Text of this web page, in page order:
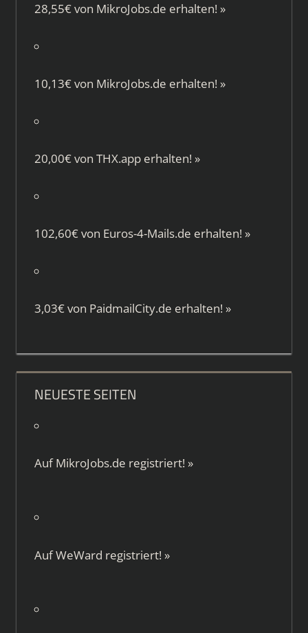
28,55€ von MikroJobs.de erhalten! »
10,13€ von MikroJobs.de erhalten! »
20,00€ von THX.apperhalten! »
102,60€ von Euros-4-Mails.de erhalten! »
3,03€ von PaidmailCity.de erhalten! »
NEUESTE SEITEN
AufMikroJobs.de registriert! »
AufWeWard registriert! »